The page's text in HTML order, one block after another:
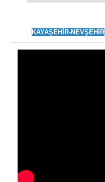
KAYAŞEHİR-NEVŞEHİR